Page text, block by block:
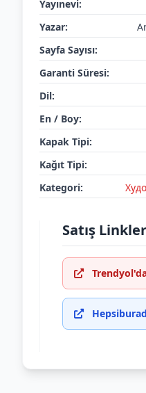
Yayınevi:
Yazar:
Sayfa Sayısı:
Garanti Süresi:
Dil:
En / Boy:
Kapak Tipi:
Kağıt Tipi:
Kategori:
Satış